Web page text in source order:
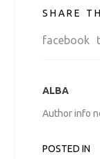
SHARE
facebook
ALBA
Author info
POSTED IN